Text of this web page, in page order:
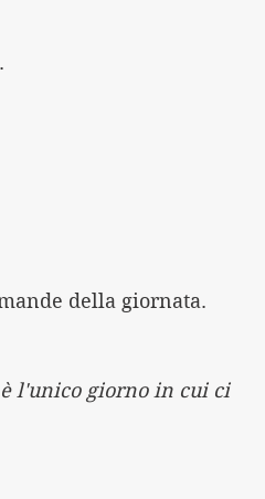
della giornata.
è l'unico giorno in cui ci